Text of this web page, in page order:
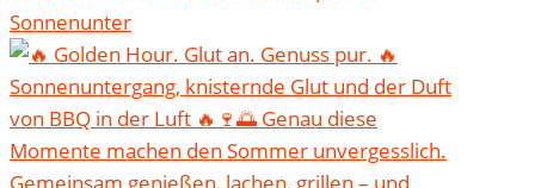
Sonnenunter